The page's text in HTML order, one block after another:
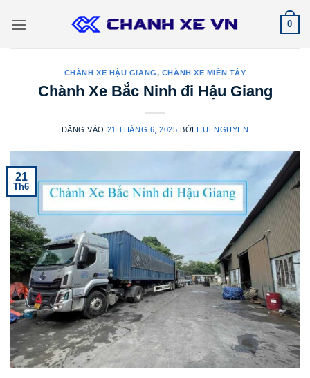
qua
0
CHÀNH XE HẬU GIANG, CHÀNH XE MIỀN TÂY
Chành Xe Bắc Ninh đi Hậu Giang
ĐĂNG VÀO 21 THÁNG 6, 2025 BỞIHUENGUYEN
21
Th6